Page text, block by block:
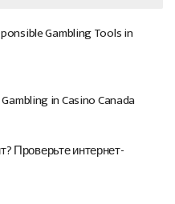
Gambling Tools in
in Casino Canada
Проверьте интернет-